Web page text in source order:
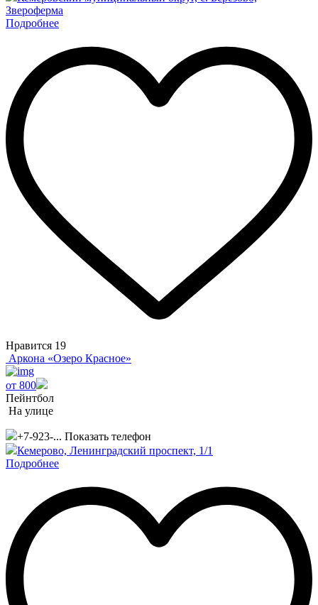
Звероферма
Подробнее
Нравится 19
Аркона «Озеро Красное»
от 800
Пейнтбол
На улице
+7-923-... Показать телефон
Кемерово, Ленинградский проспект, 1/1
Подробнее